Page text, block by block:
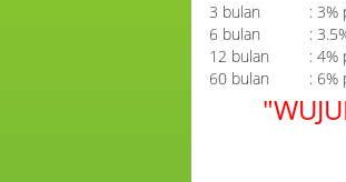
3 bulan : 3%
6 bulan : 3.5%
12 bulan : 4%
60 bulan : 6%